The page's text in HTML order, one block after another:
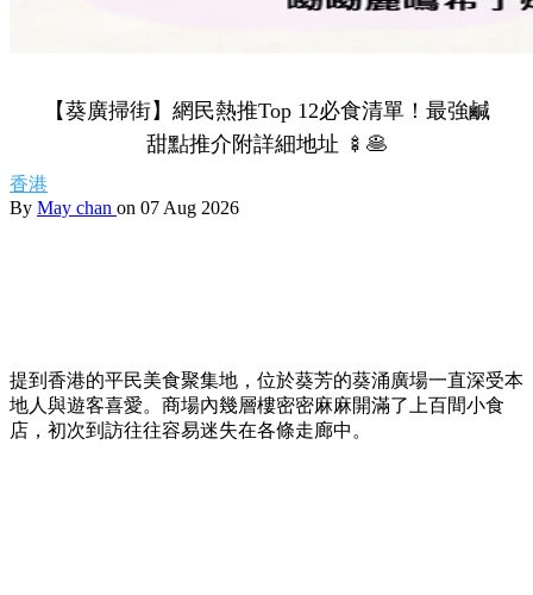
【葵廣掃街】網民熱推Top 12必食清單！最強鹹
甜點推介附詳細地址 🍢🥞
香港
By May chan on 07 Aug 2026
提到香港的平民美食聚集地，位於葵芳的葵涌廣場一直深受本
地人與遊客喜愛。商場內幾層樓密密麻麻開滿了上百間小食
店，初次到訪往往容易迷失在各條走廊中。